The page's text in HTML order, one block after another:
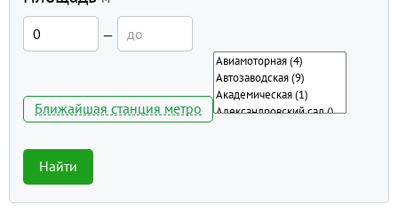
—
Ближайшая станция метро
Найти